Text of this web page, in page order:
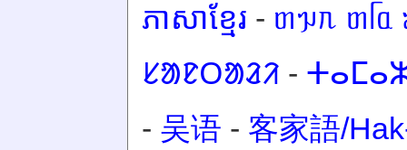
ភាសាខ្មែរ - ᥖᥭᥰ ᥖᥬᥲ
ᱥᱟᱱᱛᱟᱲᱤ -
- 吴语 - 客家語/